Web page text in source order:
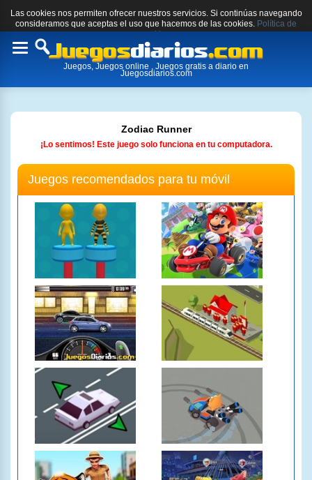
Las cookies nos permiten ofrecer nuestros servicios. Si continúas navegando
consideramos que aceptas el uso que hacemos de las cookies. Política de
cookies.
Toggle
Juegos, Juegos online , Juegos gratis a diario en
Juegosdiarios.com
Zodiac Runner
¡Lo sentimos! Este juego solo funciona en tu computadora.
Juegos recomendados para tu móvil